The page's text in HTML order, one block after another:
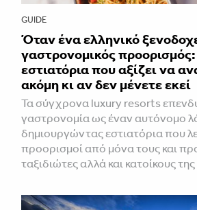
GUIDE
Όταν ένα ελληνικό
γαστρονομικός
εστιατόρια που αξίζει να
ακόμη κι αν δεν μένετε εκεί
Τα σύγχρονα luxury resorts
γαστρονομία ως έναν αυτόνομο
δημιουργώντας εστιατόρια που
προορισμοί από μόνα τους και
ταξιδιώτες αλλά και κατοίκους